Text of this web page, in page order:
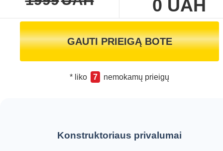
0 UAH
GAUTI PRIEIGĄ BOTE
* liko 7 nemokamų prieigų
Konstruktoriaus privalumai